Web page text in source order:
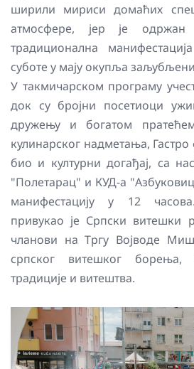
ширили мириси домаћих
атмосфере, јер је
традиционална
суботе у мају окупља
У такмичарском програму
док су бројни посетиоци
дружењу и богатом
кулинарског надметања, Гастро
био и културни догађај, са
"Полетарац" и КУД-а
манифестацију у 12
привукао је Српски витешки
чланови на Тргу Војводе
српског витешког борења,
традиције и витештва.